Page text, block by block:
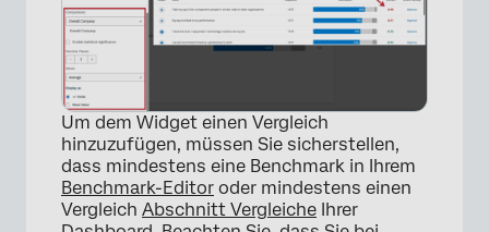
Um dem Widget einen Vergleich
hinzuzufügen, müssen Sie sicherstellen,
dass mindestens eine Benchmark in Ihrem
Benchmark-Editor oder mindestens einen
Vergleich Abschnitt Vergleiche Ihrer